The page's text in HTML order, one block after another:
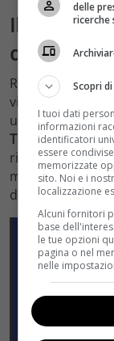
Il Paradiso
dichiara a
Roberto nota
vicini, i due
una coppia per
Tancredi
rivelare che
ma non ha il
deciderà di non
delle
ricerche
Scopri
I tuoi dati
informazioni
identificatori
essere
memorizzate
sito. Noi e i
localizzazione
Alcuni fornitori
base
le tue opzioni
pagina o nel
nelle